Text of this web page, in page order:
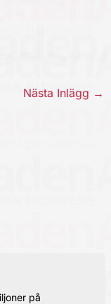
Nästa Inlägg →
på